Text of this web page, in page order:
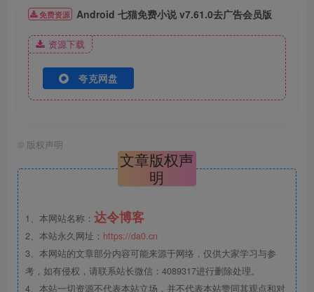
免费资源 Android 七猫免费小说 v7.61.0去广告会员版
资源下载
夸克网盘
© 版权声明
文章版权声
明
1、本网站名称： 达令博客
2、本站永久网址： https://da0.cn
3、本网站的文章部分内容可能来源于网络，仅供大家学习与参
考，如有侵权，请联系站长微信：4089317进行删除处理。
4、本站一切资源不代表本站立场，并不代表本站赞同其观点和对